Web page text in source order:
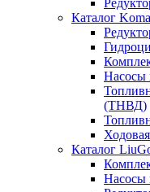
Каталог
Насосы
(ТНВД)
Каталог
Насосы